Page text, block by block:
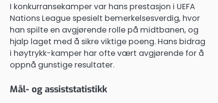
I konkurransekamper var hans prestasjon i UEFA
Nations League spesielt bemerkelsesverdig, hvor
han spilte en avgjørende rolle på midtbanen, og
hjalp laget med å sikre viktige poeng. Hans bidrag
i høytrykk-kamper har ofte vært avgjørende for å
oppnå gunstige resultater.
Mål- og assiststatistikk